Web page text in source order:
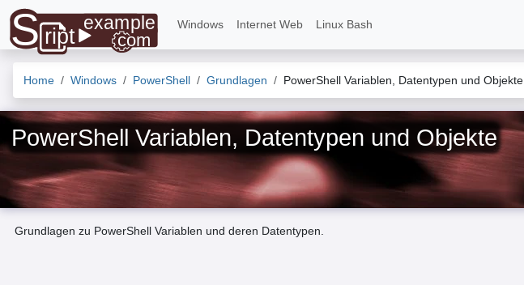
Windows Internet Web Linux Bash
Home Windows PowerShell Grundlagen PowerShell Variablen, Datentypen und Objekte
PowerShell Variablen, Datentypen und Objekte
Grundlagen zu PowerShell Variablen und deren Datentypen.